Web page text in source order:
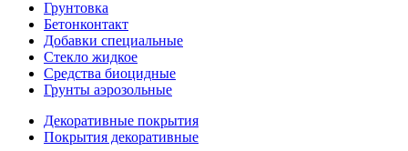
Грунтовка
Бетонконтакт
Добавки специальные
Стекло жидкое
Средства биоцидные
Грунты аэрозольные
Декоративные покрытия
Покрытия декоративные